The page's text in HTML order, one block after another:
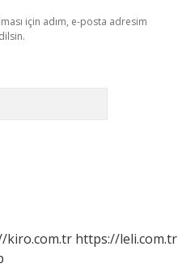
için adım, e-posta adresim
kiro.com.tr https://leli.com.tr